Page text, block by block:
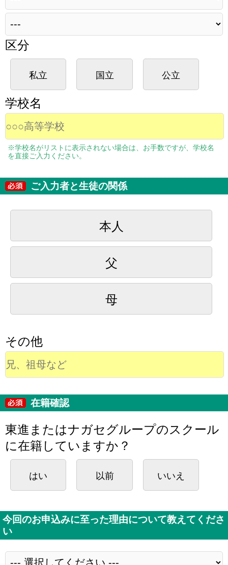
区分
私立 国立 公立
学校名
※学校名がリストに表示されない場合は、お手数ですが、学校名
を直接ご入力ください。
ご入力者と生徒の関係
本人
父
母
その他
在籍確認
東進またはナガセグループのスクール
に在籍していますか？
はい 以前 いいえ
今回のお申込みに至った理由について教えてくださ
い